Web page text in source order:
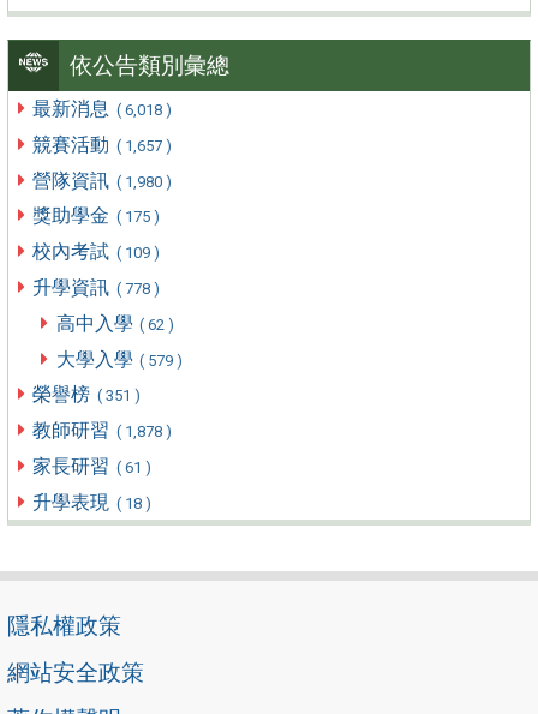
依公告類別彙總
最新消息 ( 6,018 )
競賽活動 ( 1,657 )
營隊資訊 ( 1,980 )
獎助學金 ( 175 )
校內考試 ( 109 )
升學資訊 ( 778 )
高中入學 ( 62 )
大學入學 ( 579 )
榮譽榜 ( 351 )
教師研習 ( 1,878 )
家長研習 ( 61 )
升學表現 ( 18 )
隱私權政策
網站安全政策